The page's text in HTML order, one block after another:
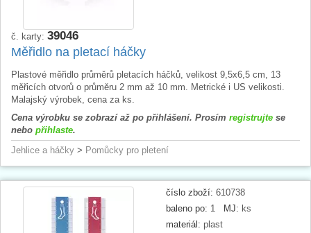
č. karty: 39046
Měřidlo na pletací háčky
Plastové měřidlo průměrů pletacích háčků, velikost 9,5x6,5 cm, 13
měřicích otvorů o průměru 2 mm až 10 mm. Metrické i US velikosti.
Malajský výrobek, cena za ks.
Cena výrobku se zobrazí až po přihlášení. Prosím registrujte se
nebo přihlaste.
Jehlice a háčky > Pomůcky pro pletení
číslo zboží: 610738
baleno po: 1 MJ: ks
materiál: plast